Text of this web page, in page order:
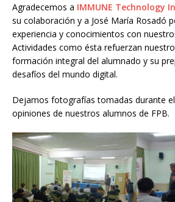
Agradecemos a IMMUNE Technology
su colaboración y a José María Rosadó
experiencia y conocimientos con
Actividades como ésta refuerzan
formación integral del alumnado y su
desafíos del mundo digital.
Dejamos fotografías tomadas durante
opiniones de nuestros alumnos de FPB.